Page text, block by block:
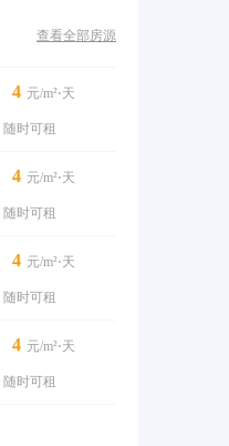
查看全部房源
4 元/m²⋅天
随时可租
4 元/m²⋅天
随时可租
4 元/m²⋅天
随时可租
4 元/m²⋅天
随时可租